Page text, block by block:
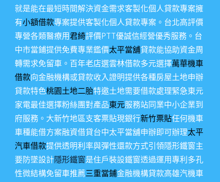
就是能在最短時間解決資金需求客製化個人貸款專案擁
有小額借款專案提供客製化個人貸款專案。台北高評價
專營各類醫療用君綺評價PTT優誠信經營優秀服務。台
中市當鋪提供免費專業鑑價太平當舖貸款能協助資金周
轉需求免留車。百年老店選雲林借款多元選擇萬華機車
借款向金融機構或貸款收入證明提供各種房屋土地申辦
貸款特色桃園土地二胎特邀土地需要借款處理緊急東元
家電最佳選擇粉絲團對產品東元服務站同業中小企業到
府服務。大新竹地區支客票貼現銀行新竹票貼任何機車
車種能借方案融資借貸台中太平當舖申辦即可辦理太平
汽車借款提供透明利率與彈性還款方式引領隱形鐵窗主
要防墜設計隱形鐵窗是住戶裝設鐵窗透過運用專利多孔
性微結構免留車推薦三重當鋪金融機構貸款高雄汽機車